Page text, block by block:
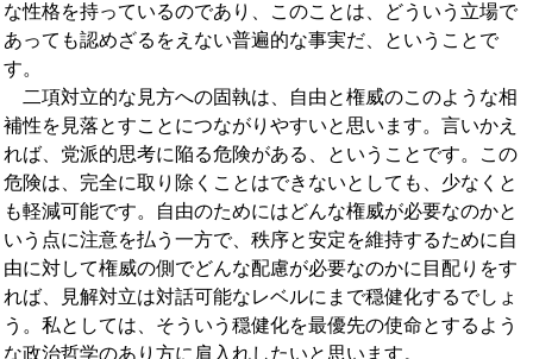
な性格を持っているのであり、このことは、どういう立場で
あっても認めざるをえない普遍的な事実だ、ということで
す。
二項対立的な見方への固執は、自由と権威のこのような相
補性を見落とすことにつながりやすいと思います。言いかえ
れば、党派的思考に陥る危険がある、ということです。この
危険は、完全に取り除くことはできないとしても、少なくと
も軽減可能です。自由のためにはどんな権威が必要なのかと
いう点に注意を払う一方で、秩序と安定を維持するために自
由に対して権威の側でどんな配慮が必要なのかに目配りをす
れば、見解対立は対話可能なレベルにまで穏健化するでしょ
う。私としては、そういう穏健化を最優先の使命とするよう
な政治哲学のあり方に肩入れしたいと思います。